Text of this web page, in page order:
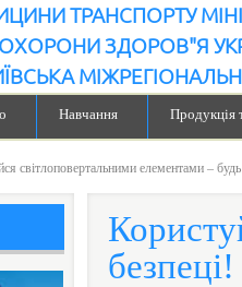
ТРАНСПОРТУ
ОХОРОНИ ЗДОРОВ"Я
Навчання Продукція
світлоповертальними елементами –
безпеці!